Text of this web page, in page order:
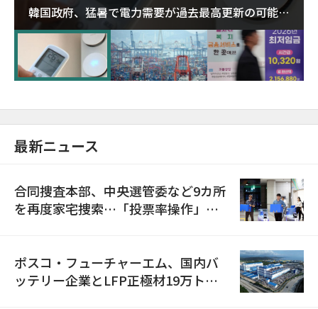
韓国政府、猛暑で電力需要が過去最高更新の可能性
に需給対応体制を点検
最新ニュース
合同捜査本部、中央選管委など9カ所
を再度家宅捜索…「投票率操作」の
ポスコ・フューチャーエム、国内バ
ッテリー企業とLFP正極材19万トン